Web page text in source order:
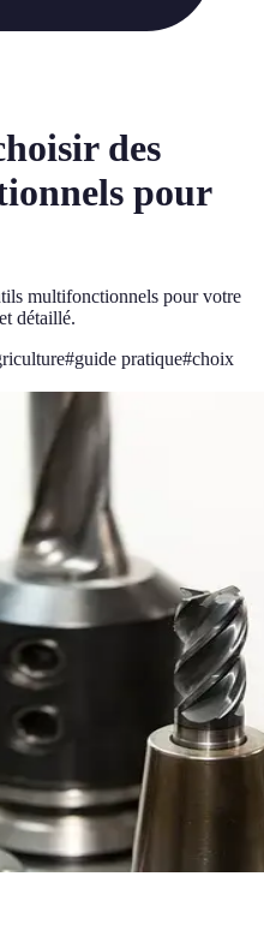
des
pour
multifonctionnels pour votre
détaillé.
#guide pratique#choix